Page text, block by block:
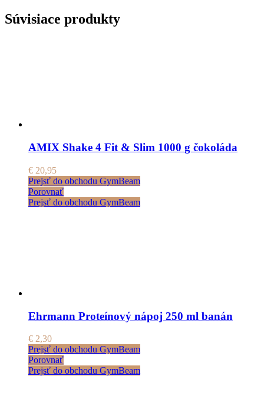
Súvisiace produkty
AMIX Shake 4 Fit & Slim 1000 g čokoláda
€ 20,95
Prejsť do obchodu GymBeam
Porovnať
Prejsť do obchodu GymBeam
Ehrmann Proteínový nápoj 250 ml banán
€ 2,30
Prejsť do obchodu GymBeam
Porovnať
Prejsť do obchodu GymBeam